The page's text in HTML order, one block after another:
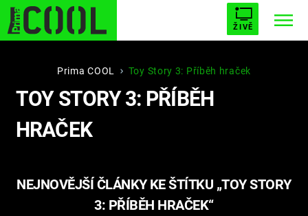
ŽIVĚ
STARHOUSE BUFFY, PŘEMOŽITELKA UPÍRŮ
ESCAPE PLNEJ KOTEL AVENGERS 5
Témata
Prima COOL Toy Story 3: Příběh hraček
TOY STORY 3: PŘÍBĚH
HRAČEK
NEJNOVĚJŠÍ ČLÁNKY KE ŠTÍTKU „TOY STORY
3: PŘÍBĚH HRAČEK“